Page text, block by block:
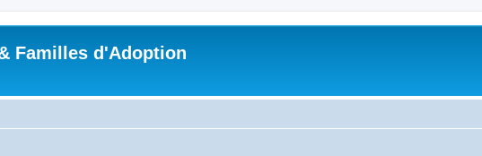
Familles d'Adoption